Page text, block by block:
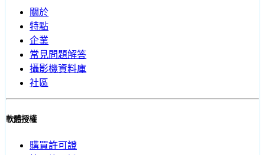
關於
特點
企業
常見問題解答
攝影機資料庫
社區
軟體授權
購買許可證